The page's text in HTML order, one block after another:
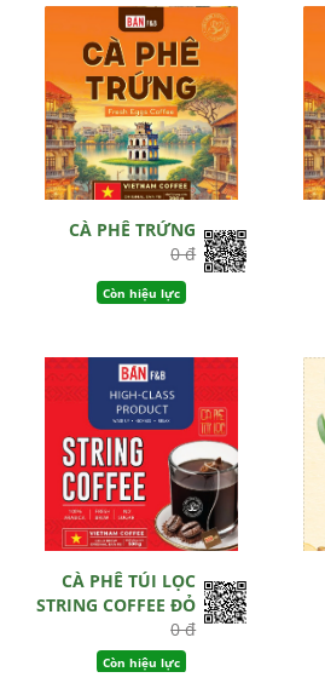
CÀ PHÊ TRỨNG
0 đ
Còn hiệu lực
CÀ PHÊ TÚI LỌC
STRING COFFEE ĐỎ
0 đ
Còn hiệu lực